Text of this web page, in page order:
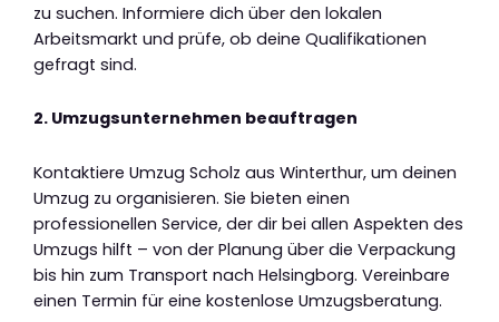
zu suchen. Informiere dich über den lokalen
Arbeitsmarkt und prüfe, ob deine Qualifikationen
gefragt sind.
2. Umzugsunternehmen beauftragen
Kontaktiere Umzug Scholz aus Winterthur, um deinen
Umzug zu organisieren. Sie bieten einen
professionellen Service, der dir bei allen Aspekten des
Umzugs hilft – von der Planung über die Verpackung
bis hin zum Transport nach Helsingborg. Vereinbare
einen Termin für eine kostenlose Umzugsberatung.